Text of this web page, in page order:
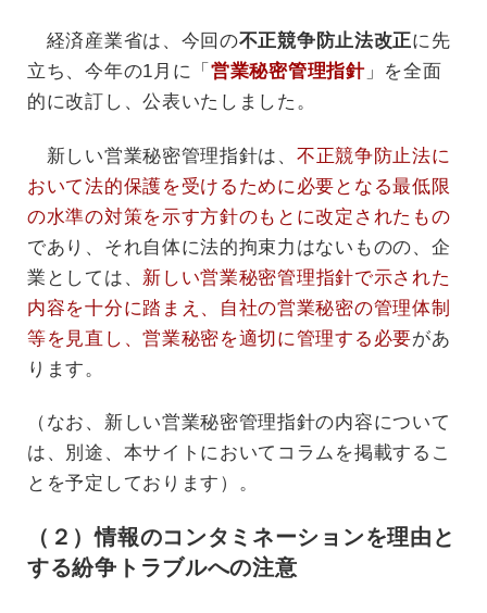
経済産業省は、今回の不正競争防止法改正に先
立ち、今年の1月に「 営業秘密管理指針」を全面
的に改訂し、公表いたしました。
新しい営業秘密管理指針は、 不正競争防止法に
おいて法的保護を受けるために必要となる最低限
の水準の対策を示す方針のもとに改定されたもの
であり、それ自体に法的拘束力はないものの、企
業としては、 新しい営業秘密管理指針で示された
内容を十分に踏まえ、自社の営業秘密の管理体制
等を見直し、営業秘密を適切に管理する必要があ
ります。
（なお、新しい営業秘密管理指針の内容について
は、別途、本サイトにおいてコラムを掲載するこ
とを予定しております）。
（２）情報のコンタミネーションを理由と
する紛争トラブルへの注意